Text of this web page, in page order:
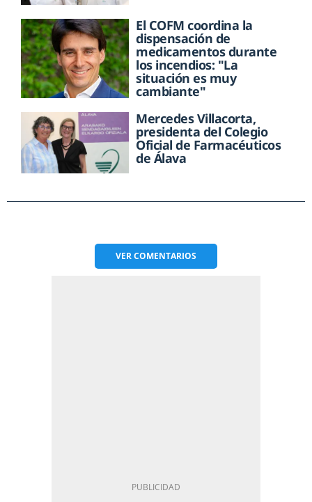
El COFM coordina la
dispensación de
medicamentos durante
los incendios: "La
situación es muy
cambiante"
Mercedes Villacorta,
presidenta del Colegio
Oficial de Farmacéuticos
de Álava
VERCOMENTARIOS